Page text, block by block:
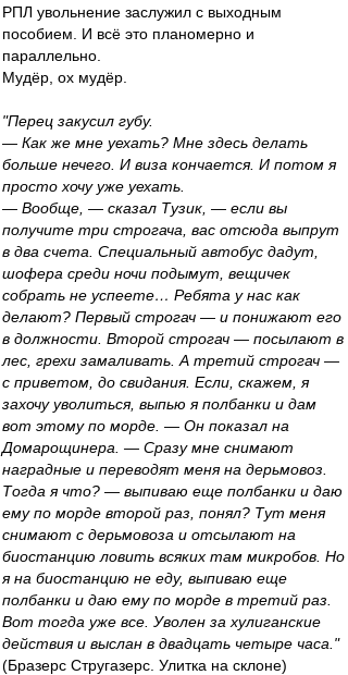
РПЛ увольнение заслужил с выходным
пособием. И всё это планомерно и
параллельно.
Мудёр, ох мудёр.
"Перец закусил губу.
— Как же мне уехать? Мне здесь делать
больше нечего. И виза кончается. И потом я
просто хочу уже уехать.
— Вообще, — сказал Тузик, — если вы
получите три строгача, вас отсюда выпрут
в два счета. Специальный автобус дадут,
шофера среди ночи подымут, вещичек
собрать не успеете… Ребята у нас как
делают? Первый строгач — и понижают его
в должности. Второй строгач — посылают в
лес, грехи замаливать. А третий строгач —
с приветом, до свидания. Если, скажем, я
захочу уволиться, выпью я полбанки и дам
вот этому по морде. — Он показал на
Домарощинера. — Сразу мне снимают
наградные и переводят меня на дерьмовоз.
Тогда я что? — выпиваю еще полбанки и даю
ему по морде второй раз, понял? Тут меня
снимают с дерьмовоза и отсылают на
биостанцию ловить всяких там микробов. Но
я на биостанцию не еду, выпиваю еще
полбанки и даю ему по морде в третий раз.
Вот тогда уже все. Уволен за хулиганские
действия и выслан в двадцать четыре часа."
(Бразерс Стругазерс. Улитка на склоне)